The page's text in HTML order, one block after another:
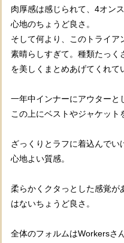
肉厚感は感じられて、4オン
心地のちょうど良さ。
そして何より、このトライ
素晴らしすぎて。種類たっく
を美しくまとめあげてくれて
一年中インナーにアウターと
この上にベストやジャケット
ざっくりとラフに着込んで
心地よい質感。
柔らかくクタっとした感覚が
はないちょうど良さ。
全体のフォルムはWorkersさ